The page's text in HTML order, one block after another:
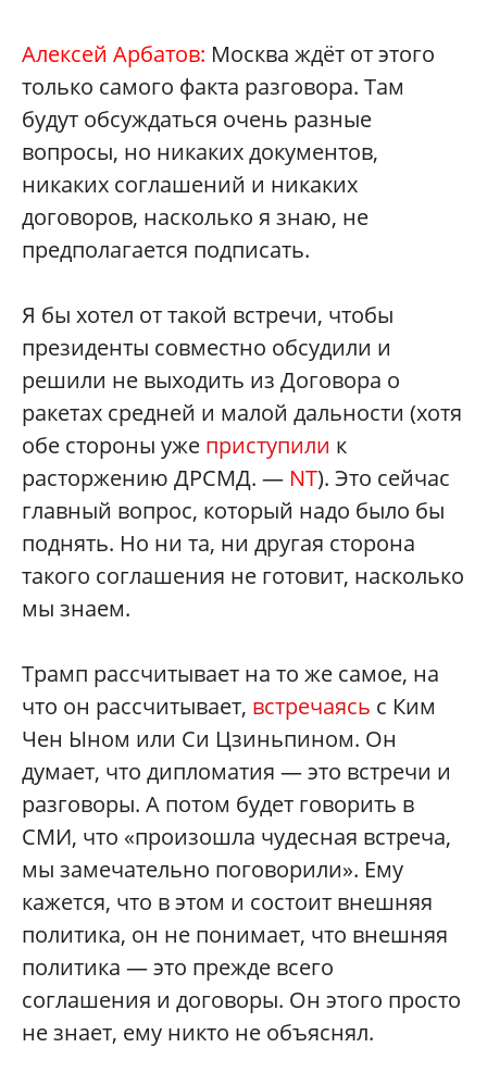
Алексей Арбатов: Москва ждёт от этого
только самого факта разговора. Там
будут обсуждаться очень разные
вопросы, но никаких документов,
никаких соглашений и никаких
договоров, насколько я знаю, не
предполагается подписать.
Я бы хотел от такой встречи, чтобы
президенты совместно обсудили и
решили не выходить из Договора о
ракетах средней и малой дальности (хотя
обе стороны уже приступили к
расторжению ДРСМД. — NT). Это сейчас
главный вопрос, который надо было бы
поднять. Но ни та, ни другая сторона
такого соглашения не готовит, насколько
мы знаем.
Трамп рассчитывает на то же самое, на
что он рассчитывает, встречаясь с Ким
Чен Ыном или Си Цзиньпином. Он
думает, что дипломатия — это встречи и
разговоры. А потом будет говорить в
СМИ, что «произошла чудесная встреча,
мы замечательно поговорили». Ему
кажется, что в этом и состоит внешняя
политика, он не понимает, что внешняя
политика — это прежде всего
соглашения и договоры. Он этого просто
не знает, ему никто не объяснял.